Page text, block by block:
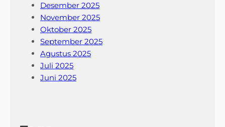
Desember 2025
November 2025
Oktober 2025
September 2025
Agustus 2025
Juli 2025
Juni 2025